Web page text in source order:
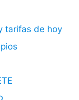
tarifas de hoy